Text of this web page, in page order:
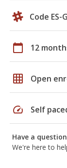
Code ES-
calendar_today 12
grid_on Open
speed Self
Have a
We're here to